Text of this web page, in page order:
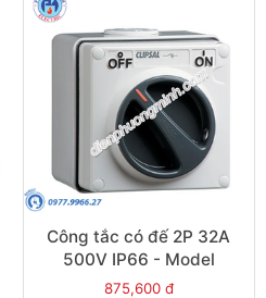
Công tắc có đế 2P 32A
500V IP66 - Model
S56SW232GY
875,600 đ